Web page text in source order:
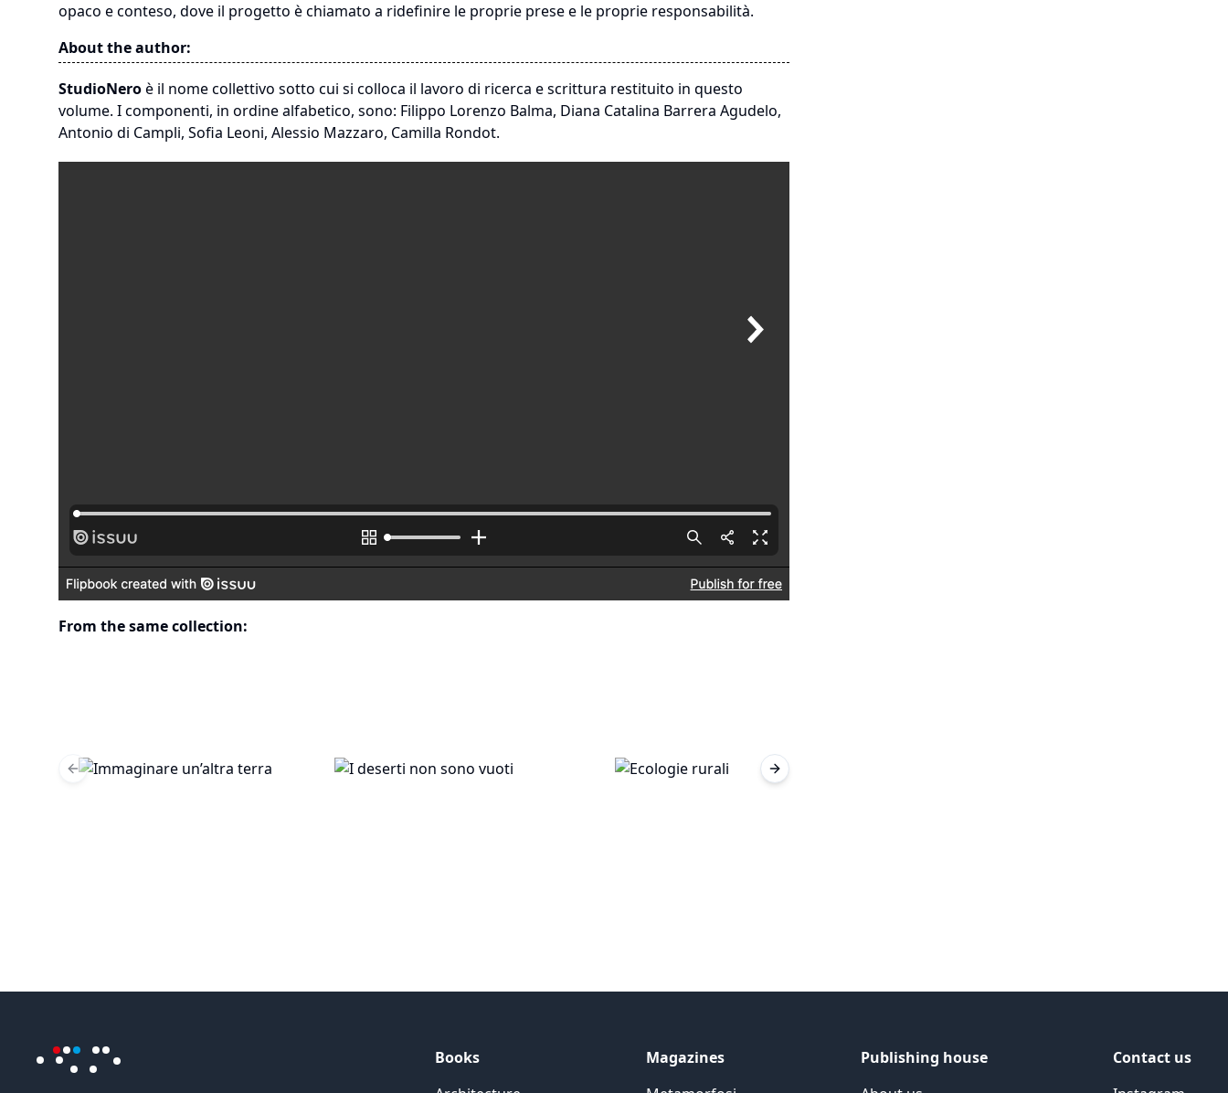
opaco e conteso, dove il progetto è chiamato a ridefinire le proprie prese e le proprie responsabilità.
About the author:
StudioNeroè il nome collettivo sotto cui si colloca il lavoro di ricerca e scrittura restituito in questo
volume. I componenti, in ordine alfabetico, sono: Filippo Lorenzo Balma, Diana Catalina Barrera Agudelo,
Antonio di Campli, Sofia Leoni, Alessio Mazzaro, Camilla Rondot.
From the same collection:
Previous slide Next slide
Books
Magazines
Publishing house
Contact us